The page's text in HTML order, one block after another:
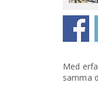
Med
samma